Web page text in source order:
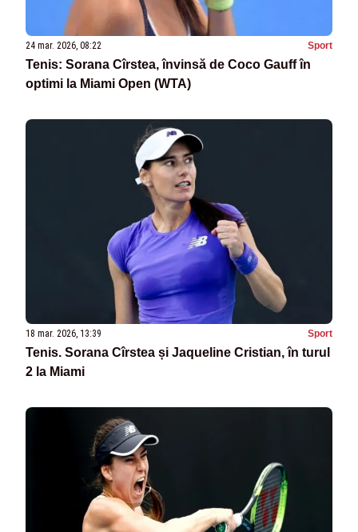
24 mar. 2026, 08:22 Sport
Tenis: Sorana Cîrstea, învinsă de Coco Gauff în
optimi la Miami Open (WTA)
18 mar. 2026, 13:39 Sport
Tenis. Sorana Cîrstea și Jaqueline Cristian, în turul
2 la Miami